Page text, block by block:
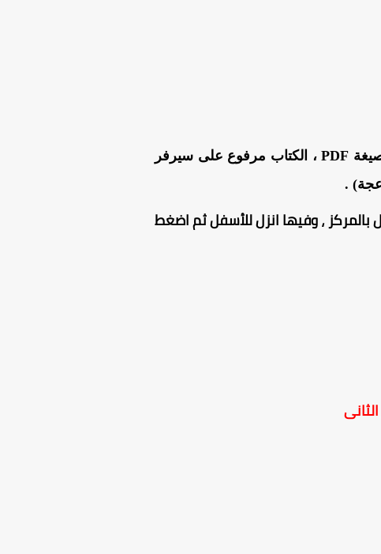
من هنا بصيغة PDF ، الكتاب مرفوع على سيرفر
.
، وفيها انزل للأسفل ثم اضغط